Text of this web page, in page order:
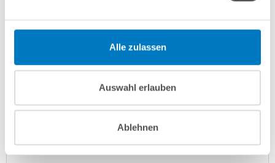
Alle zulassen
Auswahl erlauben
Ablehnen
Anleitungen/Datenblätter
Hinweise zum Versand / zur Lagerung